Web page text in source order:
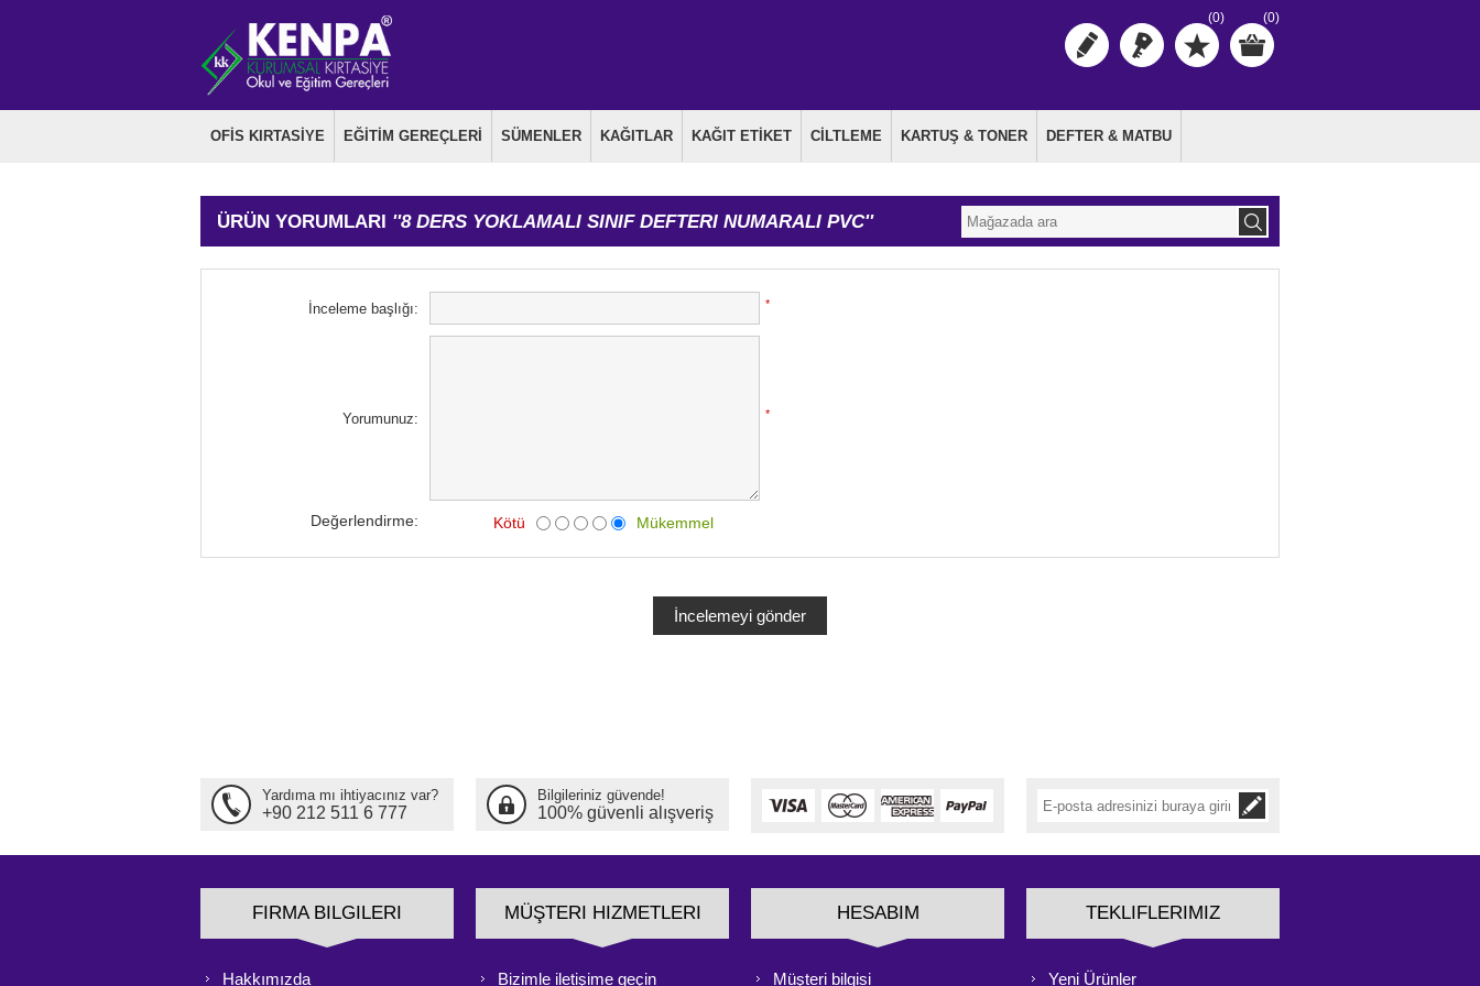
(0) (0)
OFİS KIRTASİYE EĞİTİM GEREÇLERİ SÜMENLER KAĞITLAR KAĞIT ETİKET CİLTLEME KARTUŞ & TONER DEFTER & MATBU
ÜRÜN YORUMLARI 8 DERS YOKLAMALI SINIF DEFTERI NUMARALI PVC
İnceleme başlığı: *
Yorumunuz: *
Değerlendirme: Kötü Mükemmel
Yardıma mı ihtiyacınız var?
+90 212 511 6 777
Bilgileriniz güvende!
100% güvenli alışveriş
FIRMA BILGILERI
Hakkımızda
MÜŞTERI HIZMETLERI
Bizimle iletişime geçin
HESABIM
Müşteri bilgisi
TEKLIFLERIMIZ
Yeni Ürünler